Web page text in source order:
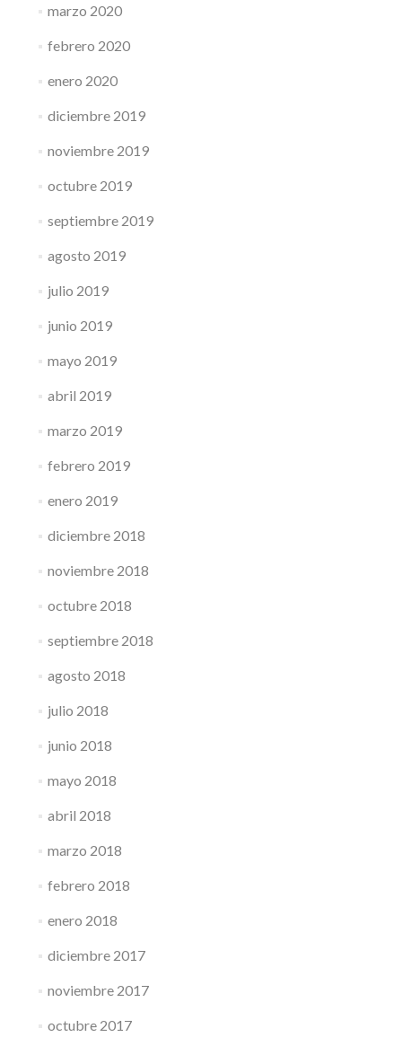
marzo 2020
febrero 2020
enero 2020
diciembre 2019
noviembre 2019
octubre 2019
septiembre 2019
agosto 2019
julio 2019
junio 2019
mayo 2019
abril 2019
marzo 2019
febrero 2019
enero 2019
diciembre 2018
noviembre 2018
octubre 2018
septiembre 2018
agosto 2018
julio 2018
junio 2018
mayo 2018
abril 2018
marzo 2018
febrero 2018
enero 2018
diciembre 2017
noviembre 2017
octubre 2017